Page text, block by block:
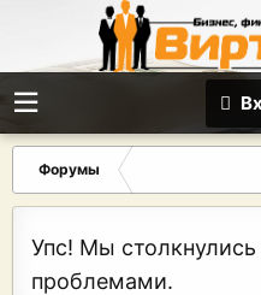
Форумы
Упс! Мы
проблемами.